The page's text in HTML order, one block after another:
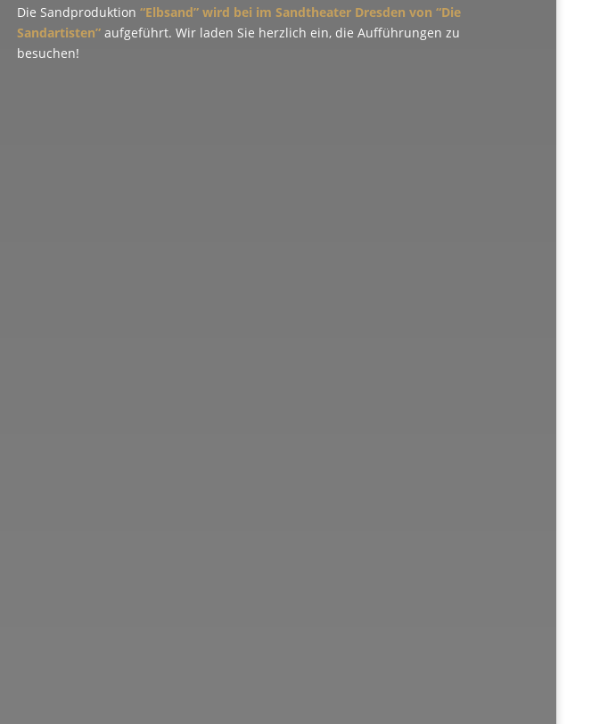
Die Sandproduktion “Elbsand” wird bei im Sandtheater Dresden von “Die
Sandartisten” aufgeführt. Wir laden Sie herzlich ein, die Aufführungen zu
besuchen!